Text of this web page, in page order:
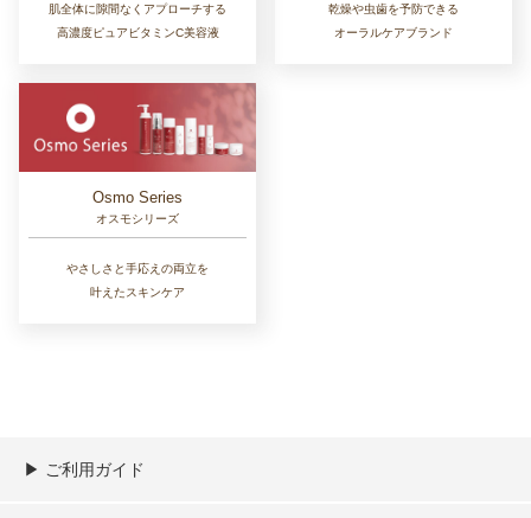
肌全体に隙間なくアプローチする
高濃度ピュアビタミンC美容液
乾燥や虫歯を予防できる
オーラルケアブランド
Osmo Series
オスモシリーズ
やさしさと手応えの両立を
叶えたスキンケア
▶︎ ご利用ガイド